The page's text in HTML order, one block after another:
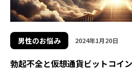
男性のお悩み 2024年1月20日
勃起不全と仮想通貨ビットコイン